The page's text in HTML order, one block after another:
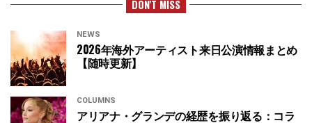
DON'T MISS
NEWS
2026年海外アーティスト来日公演情報まとめ
【随時更新】
COLUMNS
アリアナ・グランデの経歴を振り返る：コラ